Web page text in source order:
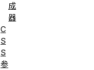
成
器
C
S
S
参